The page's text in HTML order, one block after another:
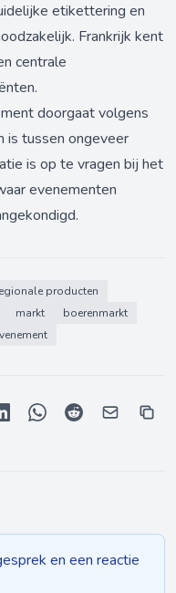
etikettering en
Frankrijk kent
centrale
doorgaat volgens
is tussen ongeveer
is op te vragen bij het
evenementen
producten
markt
boerenmarkt
en een reactie